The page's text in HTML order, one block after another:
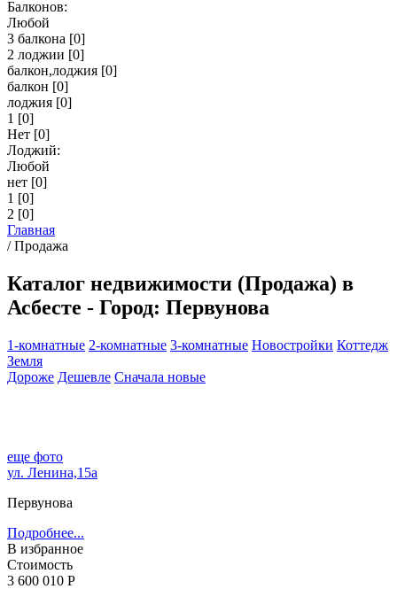
Балконов:
Любой
3 балкона [0]
2 лоджии [0]
балкон,лоджия [0]
балкон [0]
лоджия [0]
1 [0]
Нет [0]
Лоджий:
Любой
нет [0]
1 [0]
2 [0]
Главная
/Продажа
Каталог недвижимости (Продажа) в
Асбесте - Город: Первунова
1-комнатные 2-комнатные 3-комнатные Новостройки Коттедж
Земля
Дороже Дешевле Сначала новые
еще фото
ул. Ленина,15а
Первунова
Подробнее...
В избранное
Стоимость
3 600 010 Р